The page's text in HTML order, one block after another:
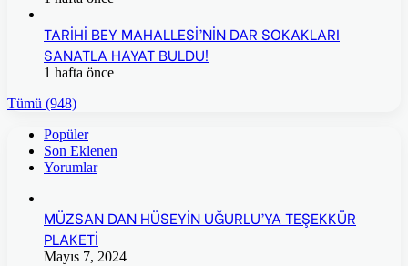
TARİHİ BEY MAHALLESİ’NİN DAR SOKAKLARI
SANATLA HAYAT BULDU!
1 hafta önce
Tümü (948)
Popüler
Son Eklenen
Yorumlar
MÜZSAN DAN HÜSEYİN UĞURLU’YA TEŞEKKÜR
PLAKETİ
Mayıs 7, 2024